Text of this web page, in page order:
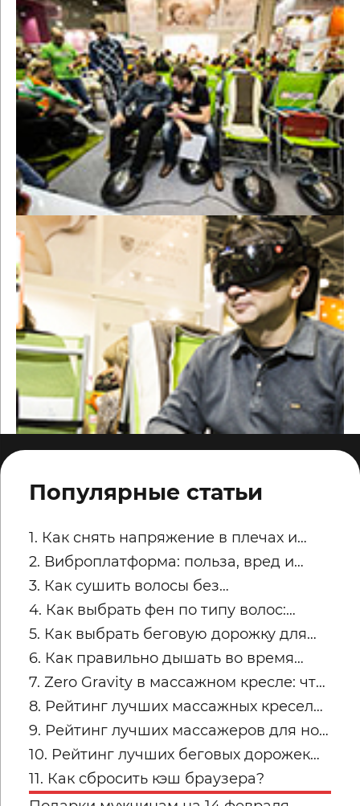
Популярные статьи
1. Как снять напряжение в плечах и
трапециях после рабочего дня
2. Виброплатформа: польза, вред и
советы по безопасным занятиям
3. Как сушить волосы без
пересушивания
4. Как выбрать фен по типу волос:
тонкие, кудрявые, пористые и
окрашенные
5. Как выбрать беговую дорожку для
квартиры
6. Как правильно дышать во время
силовых упражнений и кардио
7. Zero Gravity в массажном кресле: что
это и кому подходит
8. Рейтинг лучших массажных кресел
для дома: топ-модели Yamaguchi
9. Рейтинг лучших массажеров для ног
Yamaguchi: какую модель купить для
дома в 2026 году?
10. Рейтинг лучших беговых дорожек
для дома от Yamaguchi: какую модель
11. Как сбросить кэш браузера?